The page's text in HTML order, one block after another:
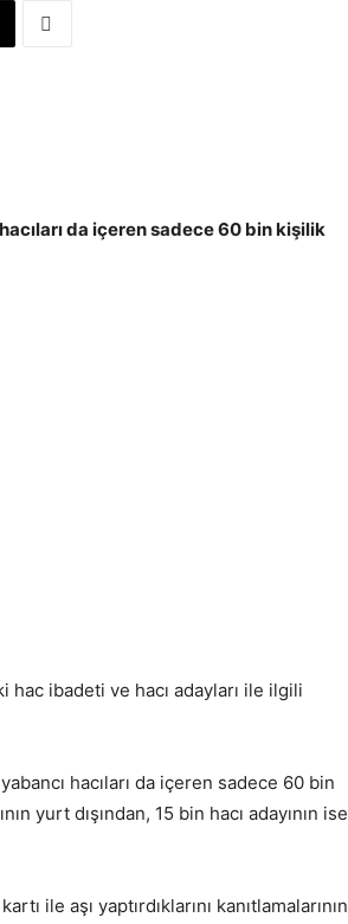
da içeren sadece 60 bin kişilik
hac ibadeti ve hacı adayları ile ilgili
hacıları da içeren sadece 60 bin
yurt dışından, 15 bin hacı adayının ise
ile aşı yaptırdıklarını kanıtlamalarının